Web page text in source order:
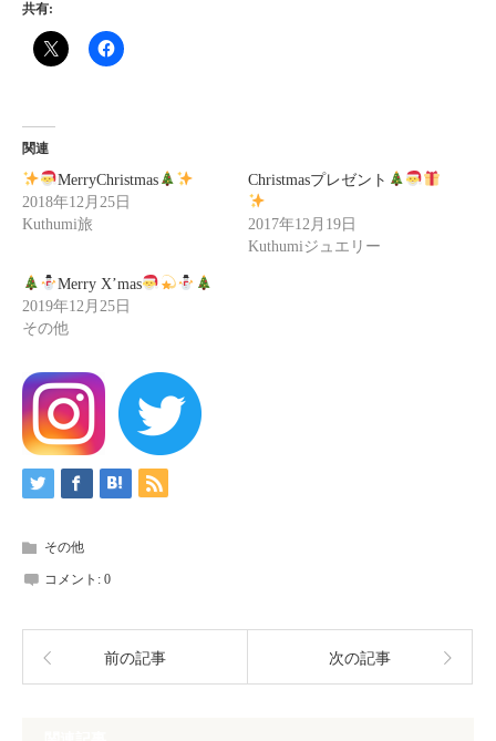
共有:
関連
MerryChristmas
2018年12月25日
Kuthumi旅
Christmasプレゼント
2017年12月19日
Kuthumiジュエリー
Merry X’mas
2019年12月25日
その他
その他
コメント: 0
前の記事 次の記事